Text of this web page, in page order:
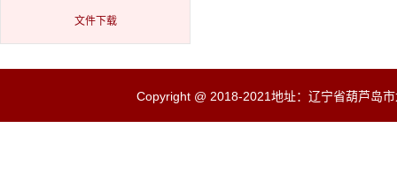
文件下载
Copyright @ 2018-2021地址：辽宁省葫芦岛